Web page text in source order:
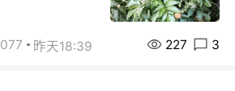
昨天18:39 227 3